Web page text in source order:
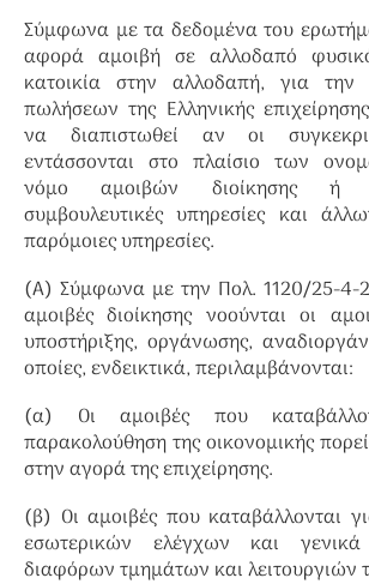
Σύμφωνα με τα δεδομένα του
αφορά αμοιβή σε αλλοδαπό
κατοικία στην αλλοδαπή, για
πωλήσεων της Ελληνικής
να διαπιστωθεί αν οι
εντάσσονται στο πλαίσιο των
νόμο αμοιβών διοίκησης ή
συμβουλευτικές υπηρεσίες και
παρόμοιες υπηρεσίες.
(Α) Σύμφωνα με την Πολ. 1120/25-4-
αμοιβές διοίκησης νοούνται οι
υποστήριξης, οργάνωσης,
οποίες, ενδεικτικά, περιλαμβάνονται:
(α) Οι αμοιβές που
παρακολούθηση της οικονομικής
στην αγορά της επιχείρησης.
(β) Οι αμοιβές που καταβάλλονται
εσωτερικών ελέγχων και
διαφόρων τμημάτων και λειτουργιών